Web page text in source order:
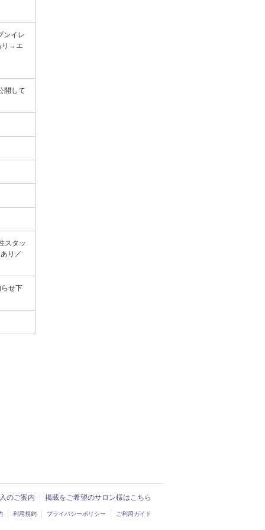
ンイレ
り→エ
開して
スタッ
り／
せ下
のご案内 掲載をご希望のサロン様はこちら
利用規約 プライバシーポリシー ご利用ガイド